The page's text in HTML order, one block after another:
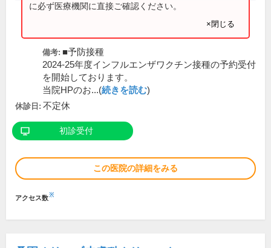
に必ず医療機関に直接ご確認ください。
×閉じる
備考: ■予防接種
2024-25年度インフルエンザワクチン接種の予約受付
を開始しております。
当院HPのお...(続きを読む)
休診日: 不定休
初診受付
この医院の詳細をみる
アクセス数※